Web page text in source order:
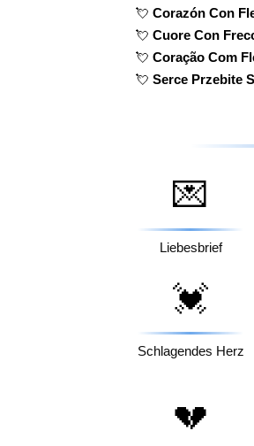
💘 Corazón Con
💘 Cuore Con
💘 Coração Com
💘 Serce Przebite
💌
Liebesbrief
💓
Schlagendes Herz
💔